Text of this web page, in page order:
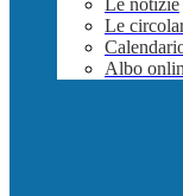
Le notizie
Le
Albo